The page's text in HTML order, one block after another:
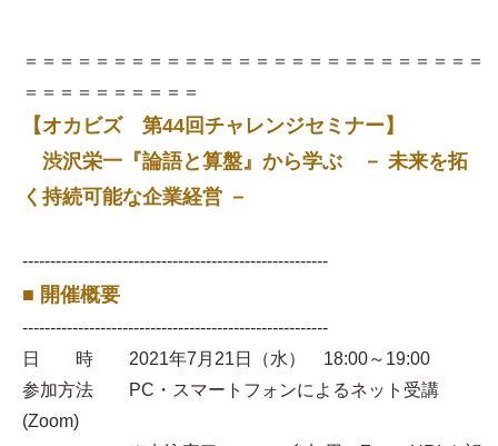
＝＝＝＝＝＝＝＝＝＝＝＝＝＝＝＝＝＝＝＝＝＝＝＝＝＝
＝＝＝＝＝＝＝＝＝＝
【オカビズ 第44回チャレンジセミナー】
渋沢栄一『論語と算盤』から学ぶ － 未来を拓
く持続可能な企業経営 －
-------------------------------------------------------
■ 開催概要
-------------------------------------------------------
日 時 2021年7月21日（水） 18:00～19:00
参加方法 PC・スマートフォンによるネット受講
(Zoom)